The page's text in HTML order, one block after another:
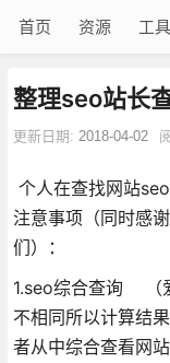
首页 资源 工具
整理seo站长
更新日期: 2018-04-02
个人在查找网站
注意事项（同时感
们）：
1.seo综合查询 （
不相同所以计算结
者从中综合查看网